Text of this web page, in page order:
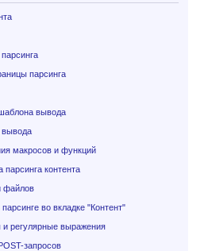
парсинга
вывода
макросов и функций
парсинга контента
файлов
во вкладке "Контент"
регулярные выражения
запросов